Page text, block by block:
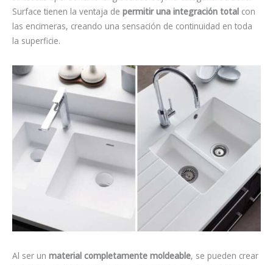
Surface tienen la ventaja de permitir una integración total con
las encimeras, creando una sensación de continuidad en toda
la superficie.
Al ser un material completamente moldeable, se pueden crear